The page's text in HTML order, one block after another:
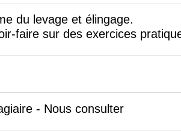
du levage et élingage.
faire sur des exercices
- Nous consulter